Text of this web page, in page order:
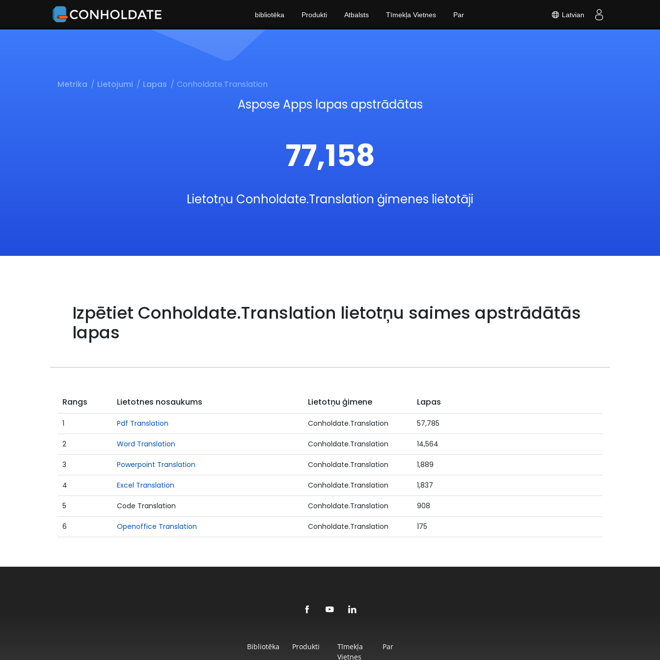
Latvian
bibliotēka Produkti Atbalsts Tīmekļa Vietnes Par
Metrika Lietojumi Lapas Conholdate.Translation
Aspose Apps lapas apstrādātas
77,158
Lietotņu Conholdate.Translation ģimenes lietotāji
Izpētiet Conholdate.Translation lietotņu saimes apstrādātās
lapas
Rangs Lietotnes nosaukums Lietotņu ģimene Lapas
1 Pdf Translation Conholdate.Translation 57,785
2 Word Translation Conholdate.Translation 14,564
3 Powerpoint Translation Conholdate.Translation 1,889
4 Excel Translation Conholdate.Translation 1,837
5 Code Translation Conholdate.Translation 908
6 Openoffice Translation Conholdate.Translation 175
Bibliotēka Produkti
Tīmekļa
Vietnes
Par